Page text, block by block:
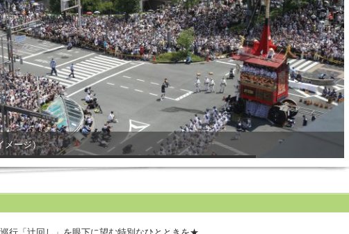
メージ）